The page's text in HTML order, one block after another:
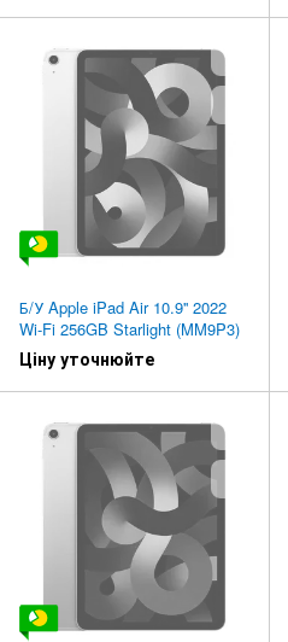
Б/У Apple iPad Air 10.9'' 2022
Wi-Fi 256GB Starlight (MM9P3)
Ціну уточнюйте